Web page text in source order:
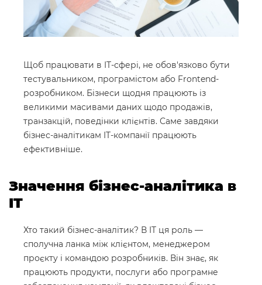
Щоб працювати в IT-сфері, не обов'язково бути
тестувальником, програмістом або Frontend-
розробником. Бізнеси щодня працюють із
великими масивами даних щодо продажів,
транзакцій, поведінки клієнтів. Саме завдяки
бізнес-аналітикам IT-компанії працюють
ефективніше.
Значення бізнес-аналітика в
IT
Хто такий бізнес-аналітик? В IT ця роль —
сполучна ланка між клієнтом, менеджером
проєкту і командою розробників. Він знає, як
працюють продукти, послуги або програмне